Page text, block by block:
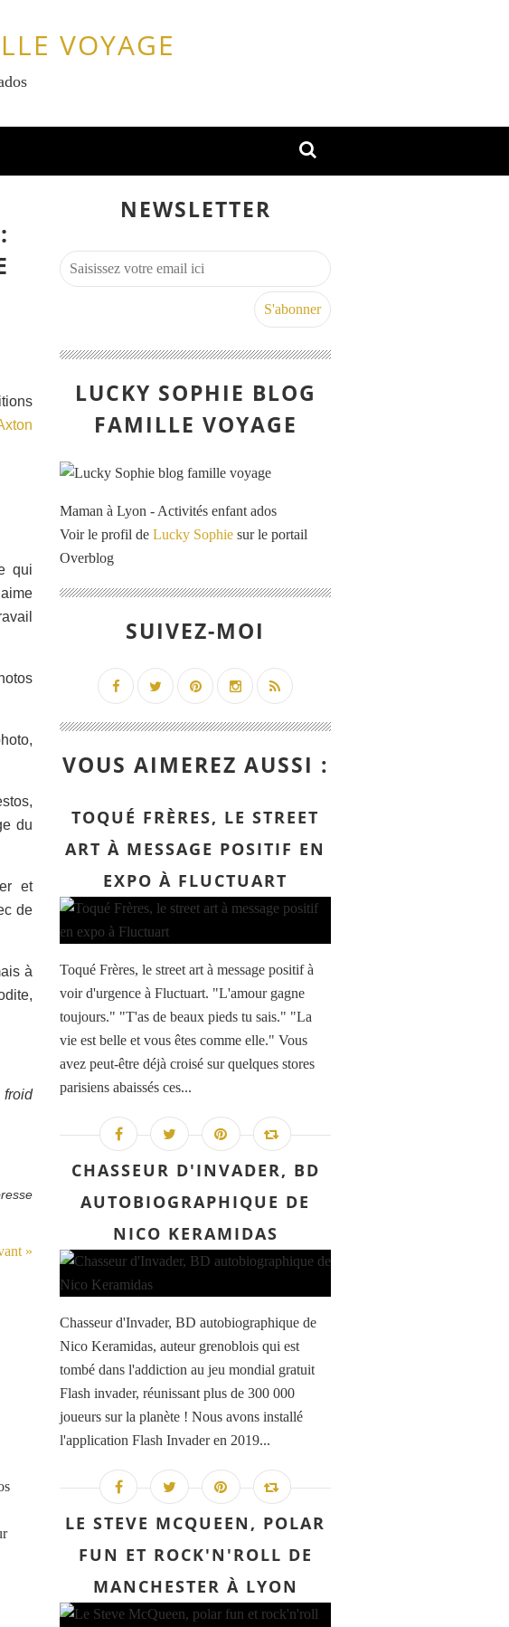
VOYAGE
qui
du
et
de
à
froid
»
NEWSLETTER
LUCKY SOPHIE BLOG
FAMILLE VOYAGE
Maman à Lyon - Activités enfant ados
Voir le profil de Lucky Sophie sur le portail
Overblog
SUIVEZ-MOI
VOUS AIMEREZ AUSSI :
TOQUÉ FRÈRES, LE STREET
ART À MESSAGE POSITIF EN
EXPO À FLUCTUART
Toqué Frères, le street art à message positif à
voir d'urgence à Fluctuart. "L'amour gagne
toujours." "T'as de beaux pieds tu sais." "La
vie est belle et vous êtes comme elle." Vous
avez peut-être déjà croisé sur quelques stores
parisiens abaissés ces...
CHASSEUR D'INVADER, BD
AUTOBIOGRAPHIQUE DE
NICO KERAMIDAS
Chasseur d'Invader, BD autobiographique de
Nico Keramidas, auteur grenoblois qui est
tombé dans l'addiction au jeu mondial gratuit
Flash invader, réunissant plus de 300 000
joueurs sur la planète ! Nous avons installé
l'application Flash Invader en 2019...
LE STEVE MCQUEEN, POLAR
FUN ET ROCK'N'ROLL DE
MANCHESTER À LYON